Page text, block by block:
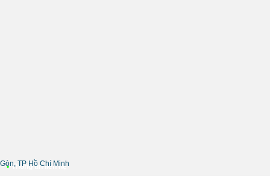
• Thông tin liên hệ
Gòn, TP Hồ Chí Minh